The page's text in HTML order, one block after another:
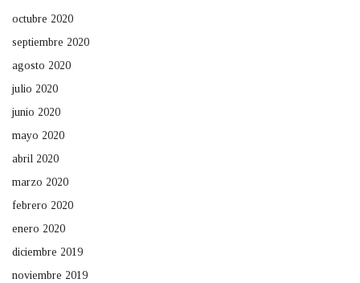
octubre 2020
septiembre 2020
agosto 2020
julio 2020
junio 2020
mayo 2020
abril 2020
marzo 2020
febrero 2020
enero 2020
diciembre 2019
noviembre 2019